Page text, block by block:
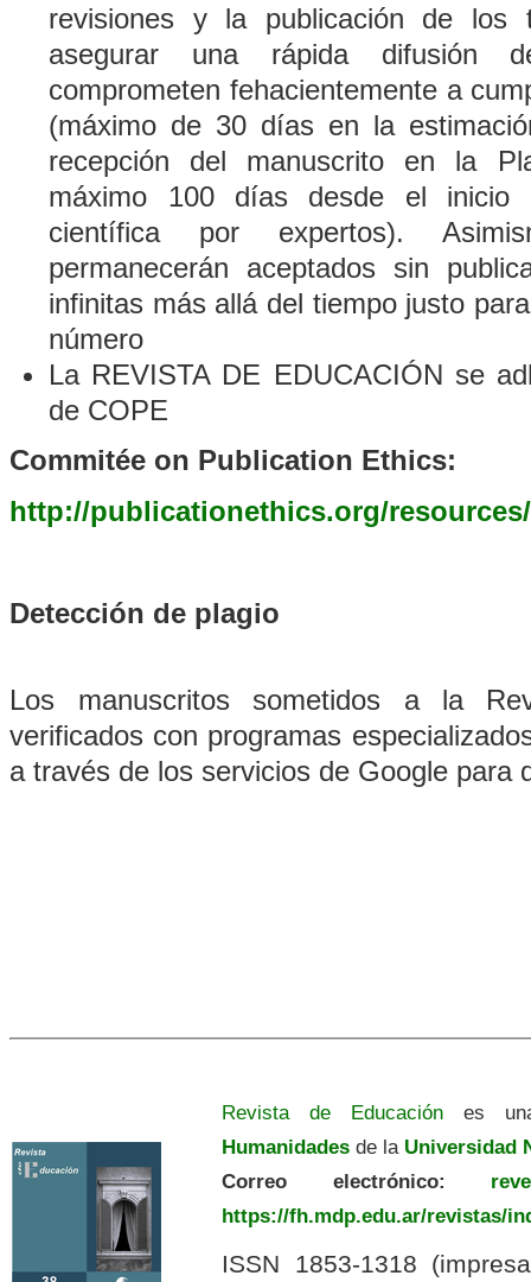
revisiones y la publicación de los
asegurar una rápida difusión
comprometen fehacientemente a
(máximo de 30 días en la
recepción del manuscrito en la
máximo 100 días desde el inicio
científica por expertos).
permanecerán aceptados sin
infinitas más allá del tiempo justo
número
La REVISTA DE EDUCACIÓN se
de COPE
Commitée on Publication Ethics:
http://publicationethics.org/
Detección de plagio
Los manuscritos sometidos a la
verificados con programas
a través de los servicios de Google para
Revista de Educación es
Humanidades de la Universidad
Correo electrónico:
https://fh.mdp.edu.ar/revistas/
ISSN 1853-1318